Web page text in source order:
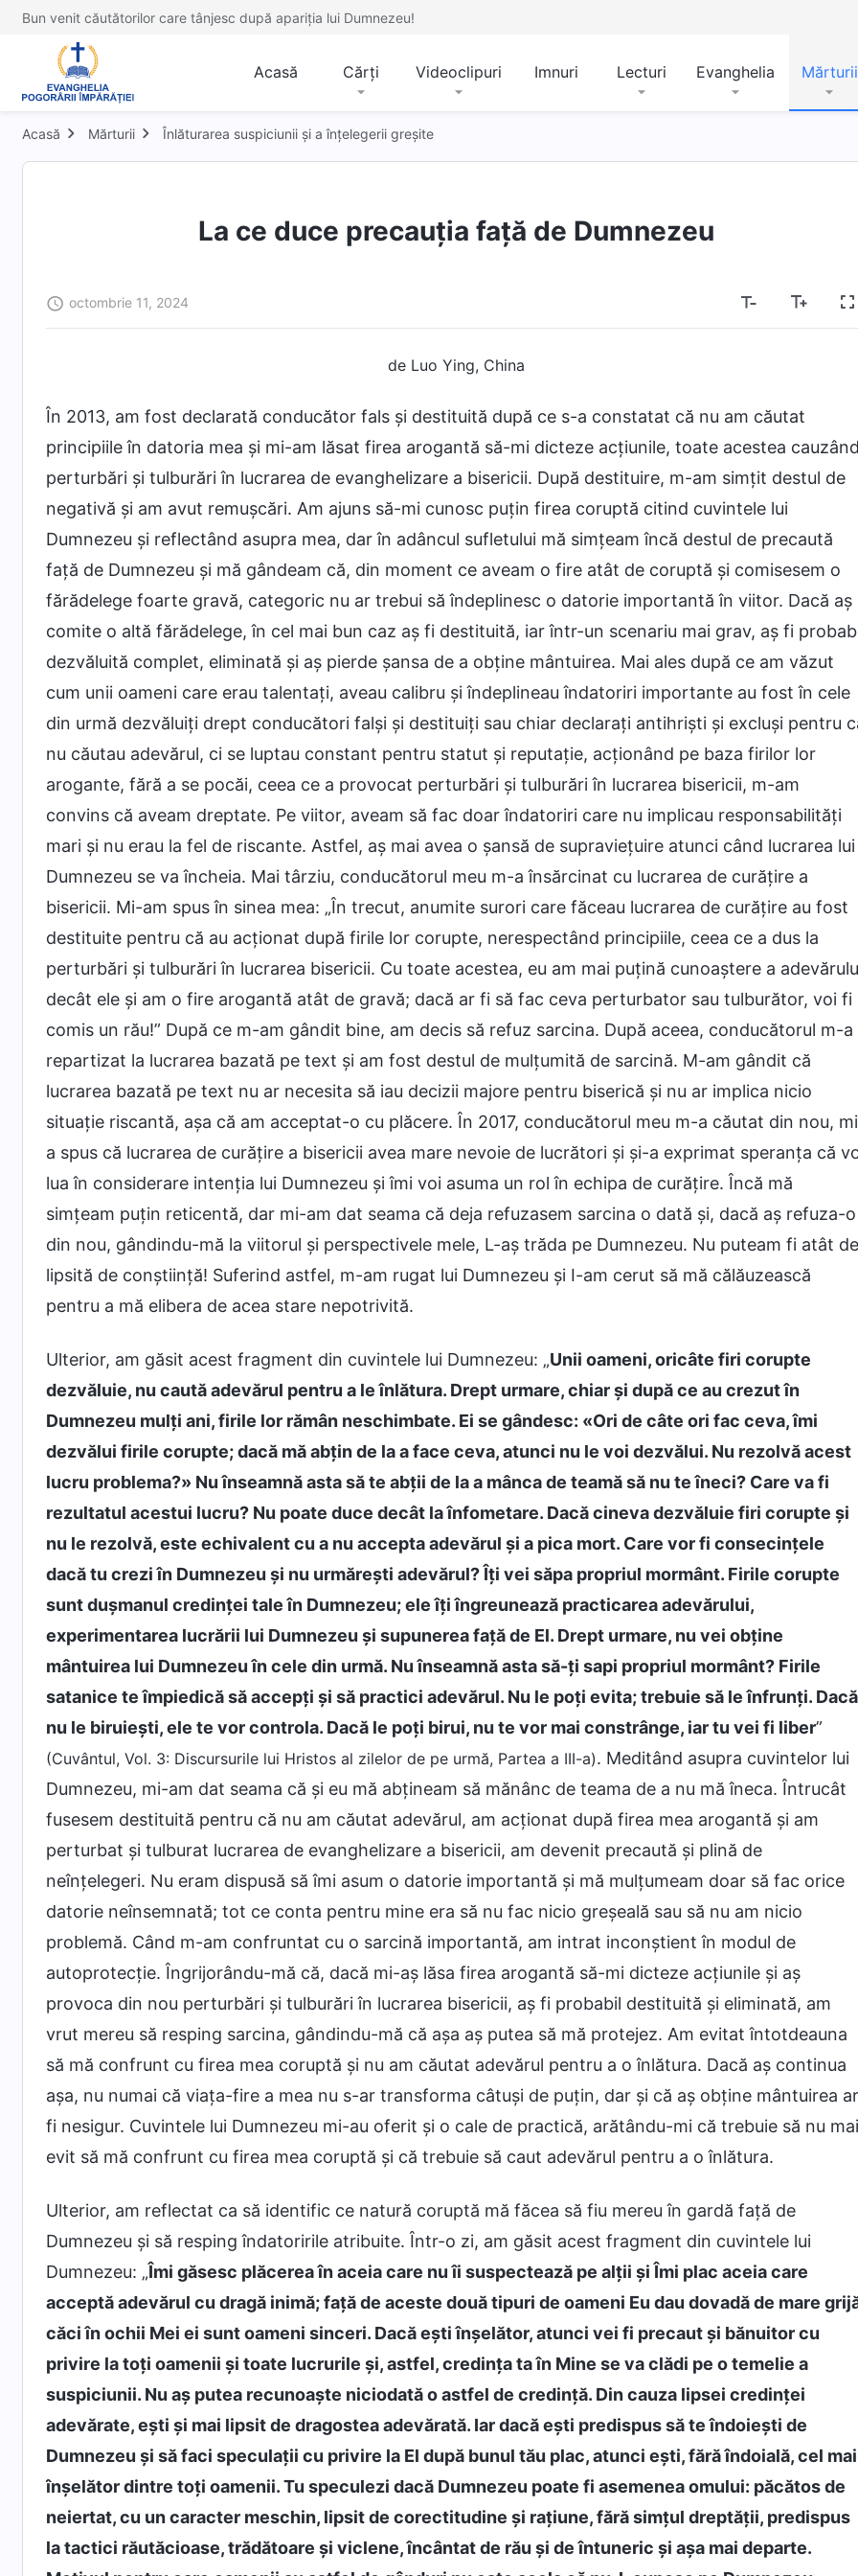
Bun venit căutătorilor care tânjesc după apariția lui Dumnezeu!
Acasă Cărți Videoclipuri Imnuri Lecturi Evanghelia Mărturii
Acasă Mărturii Înlăturarea suspiciunii și a înțelegerii greșite
La ce duce precauția față de Dumnezeu
octombrie 11, 2024
de Luo Ying, China
În 2013, am fost declarată conducător fals și destituită după ce s-a constatat că nu am căutat
principiile în datoria mea și mi-am lăsat firea arogantă să-mi dicteze acțiunile, toate acestea
perturbări și tulburări în lucrarea de evanghelizare a bisericii. După destituire, m-am simțit destul de
negativă și am avut remușcări. Am ajuns să-mi cunosc puțin firea coruptă citind cuvintele lui
Dumnezeu și reflectând asupra mea, dar în adâncul sufletului mă simțeam încă destul de precaută
față de Dumnezeu și mă gândeam că, din moment ce aveam o fire atât de coruptă și comisesem o
fărădelege foarte gravă, categoric nu ar trebui să îndeplinesc o datorie importantă în viitor. Dacă aș
comite o altă fărădelege, în cel mai bun caz aș fi destituită, iar într-un scenariu mai grav, aș fi
dezvăluită complet, eliminată și aș pierde șansa de a obține mântuirea. Mai ales după ce am văzut
cum unii oameni care erau talentați, aveau calibru și îndeplineau îndatoriri importante au fost în cele
din urmă dezvăluiți drept conducători falși și destituiți sau chiar declarați antihriști și excluși pentru
nu căutau adevărul, ci se luptau constant pentru statut și reputație, acționând pe baza firilor lor
arogante, fără a se pocăi, ceea ce a provocat perturbări și tulburări în lucrarea bisericii, m-am
convins că aveam dreptate. Pe viitor, aveam să fac doar îndatoriri care nu implicau responsabilități
mari și nu erau la fel de riscante. Astfel, aș mai avea o șansă de supraviețuire atunci când lucrarea lui
Dumnezeu se va încheia. Mai târziu, conducătorul meu m-a însărcinat cu lucrarea de curățire a
bisericii. Mi-am spus în sinea mea: „În trecut, anumite surori care făceau lucrarea de curățire au fost
destituite pentru că au acționat după firile lor corupte, nerespectând principiile, ceea ce a dus la
perturbări și tulburări în lucrarea bisericii. Cu toate acestea, eu am mai puțină cunoaștere a
decât ele și am o fire arogantă atât de gravă; dacă ar fi să fac ceva perturbator sau tulburător, voi fi
comis un rău!” După ce m-am gândit bine, am decis să refuz sarcina. După aceea, conducătorul m-a
repartizat la lucrarea bazată pe text și am fost destul de mulțumită de sarcină. M-am gândit că
lucrarea bazată pe text nu ar necesita să iau decizii majore pentru biserică și nu ar implica nicio
situație riscantă, așa că am acceptat-o cu plăcere. În 2017, conducătorul meu m-a căutat din nou,
a spus că lucrarea de curățire a bisericii avea mare nevoie de lucrători și și-a exprimat speranța că
lua în considerare intenția lui Dumnezeu și îmi voi asuma un rol în echipa de curățire. Încă mă
simțeam puțin reticentă, dar mi-am dat seama că deja refuzasem sarcina o dată și, dacă aș refuza-o
din nou, gândindu-mă la viitorul și perspectivele mele, L-aș trăda pe Dumnezeu. Nu puteam fi atât de
lipsită de conștiință! Suferind astfel, m-am rugat lui Dumnezeu și I-am cerut să mă călăuzească
pentru a mă elibera de acea stare nepotrivită.
Ulterior, am găsit acest fragment din cuvintele lui Dumnezeu: „Unii oameni, oricâte firi corupte
dezvăluie, nu caută adevărul pentru a le înlătura. Drept urmare, chiar și după ce au crezut în
Dumnezeu mulți ani, firile lor rămân neschimbate. Ei se gândesc: «Ori de câte ori fac ceva, îmi
dezvălui firile corupte; dacă mă abțin de la a face ceva, atunci nu le voi dezvălui. Nu rezolvă acest
lucru problema?» Nu înseamnă asta să te abții de la a mânca de teamă să nu te îneci? Care va fi
rezultatul acestui lucru? Nu poate duce decât la înfometare. Dacă cineva dezvăluie firi corupte și
nu le rezolvă, este echivalent cu a nu accepta adevărul și a pica mort. Care vor fi consecințele
dacă tu crezi în Dumnezeu și nu urmărești adevărul? Îți vei săpa propriul mormânt. Firile corupte
sunt dușmanul credinței tale în Dumnezeu; ele îți îngreunează practicarea adevărului,
experimentarea lucrării lui Dumnezeu și supunerea față de El. Drept urmare, nu vei obține
mântuirea lui Dumnezeu în cele din urmă. Nu înseamnă asta să-ți sapi propriul mormânt? Firile
satanice te împiedică să accepți și să practici adevărul. Nu le poți evita; trebuie să le înfrunți. Dacă
nu le biruiești, ele te vor controla. Dacă le poți birui, nu te vor mai constrânge, iar tu vei fi liber”
(Cuvântul, Vol. 3: Discursurile lui Hristos al zilelor de pe urmă, Partea a III-a). Meditând asupra cuvintelor lui
Dumnezeu, mi-am dat seama că și eu mă abțineam să mănânc de teama de a nu mă îneca. Întrucât
fusesem destituită pentru că nu am căutat adevărul, am acționat după firea mea arogantă și am
perturbat și tulburat lucrarea de evanghelizare a bisericii, am devenit precaută și plină de
neînțelegeri. Nu eram dispusă să îmi asum o datorie importantă și mă mulțumeam doar să fac orice
datorie neînsemnată; tot ce conta pentru mine era să nu fac nicio greșeală sau să nu am nicio
problemă. Când m-am confruntat cu o sarcină importantă, am intrat inconștient în modul de
autoprotecție. Îngrijorându-mă că, dacă mi-aș lăsa firea arogantă să-mi dicteze acțiunile și aș
provoca din nou perturbări și tulburări în lucrarea bisericii, aș fi probabil destituită și eliminată, am
vrut mereu să resping sarcina, gândindu-mă că așa aș putea să mă protejez. Am evitat întotdeauna
să mă confrunt cu firea mea coruptă și nu am căutat adevărul pentru a o înlătura. Dacă aș continua
așa, nu numai că viața-fire a mea nu s-ar transforma câtuși de puțin, dar și că aș obține mântuirea ar
fi nesigur. Cuvintele lui Dumnezeu mi-au oferit și o cale de practică, arătându-mi că trebuie să nu mai
evit să mă confrunt cu firea mea coruptă și că trebuie să caut adevărul pentru a o înlătura.
Ulterior, am reflectat ca să identific ce natură coruptă mă făcea să fiu mereu în gardă față de
Dumnezeu și să resping îndatoririle atribuite. Într-o zi, am găsit acest fragment din cuvintele lui
Dumnezeu: „Îmi găsesc plăcerea în aceia care nu îi suspectează pe alții și Îmi plac aceia care
acceptă adevărul cu dragă inimă; față de aceste două tipuri de oameni Eu dau dovadă de mare
căci în ochii Mei ei sunt oameni sinceri. Dacă ești înșelător, atunci vei fi precaut și bănuitor cu
privire la toți oamenii și toate lucrurile și, astfel, credința ta în Mine se va clădi pe o temelie a
suspiciunii. Nu aș putea recunoaște niciodată o astfel de credință. Din cauza lipsei credinței
adevărate, ești și mai lipsit de dragostea adevărată. Iar dacă ești predispus să te îndoiești de
Dumnezeu și să faci speculații cu privire la El după bunul tău plac, atunci ești, fără îndoială, cel mai
înșelător dintre toți oamenii. Tu speculezi dacă Dumnezeu poate fi asemenea omului: păcătos de
neiertat, cu un caracter meschin, lipsit de corectitudine și rațiune, fără simțul dreptății, predispus
la tactici răutăcioase, trădătoare și viclene, încântat de rău și de întuneric și așa mai departe.